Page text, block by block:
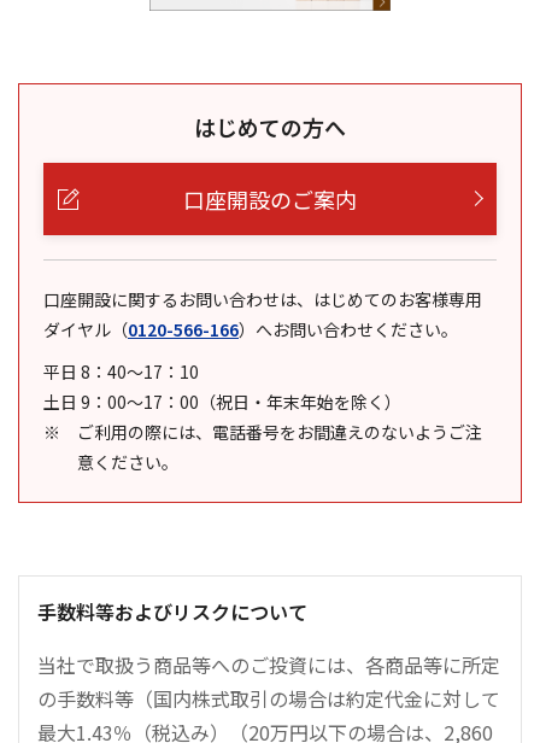
はじめての方へ
口座開設のご案内
口座開設に関するお問い合わせは、はじめてのお客様専用
ダイヤル （0120-566-166） へお問い合わせください。
平日 8：40～17：10
土日 9：00～17：00（祝日・年末年始を除く）
ご利用の際には、電話番号をお間違えのないようご注
意ください。
手数料等およびリスクについて
当社で取扱う商品等へのご投資には、各商品等に所定
の手数料等（国内株式取引の場合は約定代金に対して
最大1.43％（税込み）（20万円以下の場合は、2,860